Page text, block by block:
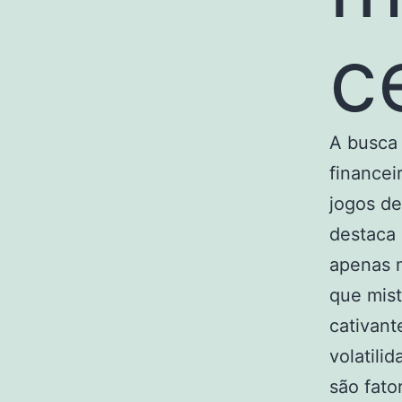
A
jogos
destaca
apenas
que
são